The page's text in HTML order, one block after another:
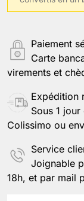
Paiement
Carte
virements et
Expédition
Sous 1
Colissimo ou
Service
Joignable
18h, et par mail